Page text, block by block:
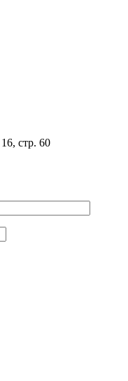
стр. 60